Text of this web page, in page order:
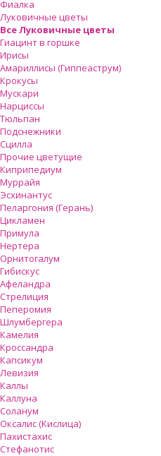
Фиалка
Луковичные цветы
Все Луковичные цветы
Гиацинт в горшке
Ирисы
Амариллисы (Гиппеаструм)
Крокусы
Мускари
Нарциссы
Тюльпан
Подснежники
Сцилла
Прочие цветущие
Киприпедиум
Муррайя
Эсхинантус
Пеларгония (Герань)
Цикламен
Примула
Нертера
Орнитогалум
Гибискус
Афеландра
Стрелиция
Пеперомия
Шлумбергера
Камелия
Кроссандра
Капсикум
Левизия
Каллы
Каллуна
Соланум
Оксалис (Кислица)
Пахистахис
Стефанотис